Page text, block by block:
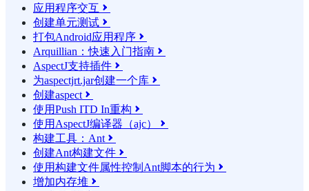
应用程序交互 
创建单元测试 
打包Android应用程序 
Arquillian：快速入门指南 
AspectJ支持插件 
为aspectjrt.jar创建一个库 
创建aspect 
使用Push ITD In重构 
使用AspectJ编译器（ajc） 
构建工具：Ant 
创建Ant构建文件 
使用构建文件属性控制Ant脚本的行为 
增加内存堆 